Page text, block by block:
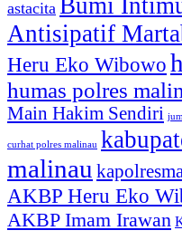
astacita Bumi
Antisipatif
Heru Eko Wibowo
humas polres
Main Hakim Sendiri
curhat polres malinau
malinau
AKBP Heru Eko
AKBP Imam Irawan